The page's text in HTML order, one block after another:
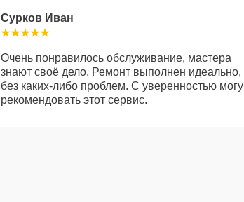
Сурков Иван
Очень понравилось обслуживание, мастера
знают своё дело. Ремонт выполнен идеально,
без каких-либо проблем. С уверенностью могу
рекомендовать этот сервис.